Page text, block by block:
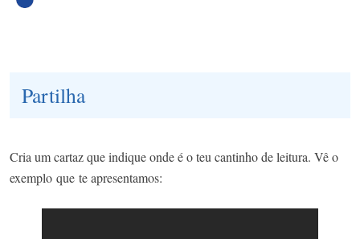
Partilha
Cria um cartaz que indique onde é o teu cantinho de leitura. Vê o
exemplo que te apresentamos: